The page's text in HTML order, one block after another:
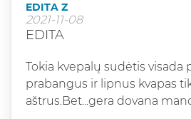
EDITA Z
2021-11-08
EDITA
Tokia kvepalų sudėtis visada
prabangus ir lipnus kvapas
aštrus.Bet...gera dovana